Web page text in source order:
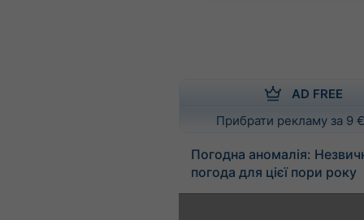
AD FREE
Прибрати рекламу за 9
Погодна аномалія:
погода для цієї пори року